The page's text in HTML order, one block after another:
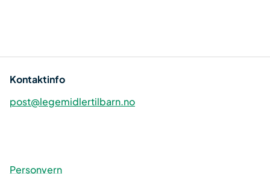
Kontaktinfo
post@legemidlertilbarn.no
Personvern